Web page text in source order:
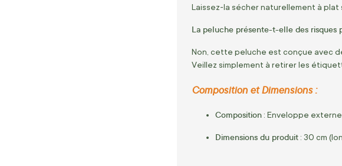
Laissez-la sécher naturellement à plat
La peluche présente-t-elle des risques
Non, cette peluche est conçue avec
Veillez simplement à retirer les
Composition et Dimensions :
Composition : Enveloppe
Dimensions du produit : 30 cm